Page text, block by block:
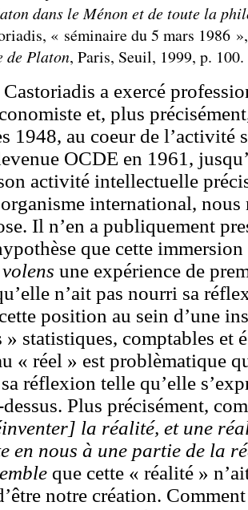
dans le Ménon et de toute la
« séminaire du 5 mars 1986 »,
de Platon, Paris, Seuil, 1999, p. 100.
a exercé
et, plus
1948, au coeur de l’activité
OCDE en 1961,
activité intellectuelle
international, nous
Il n’en a publiquement
que cette
une expérience de
n’ait pas nourri sa
position au sein d’une
» statistiques, comptables et
« réel » est problèmatique
réflexion telle qu’elle
Plus précisément,
la réalité, et une
en nous à une partie de la
que cette « réalité »
notre création.